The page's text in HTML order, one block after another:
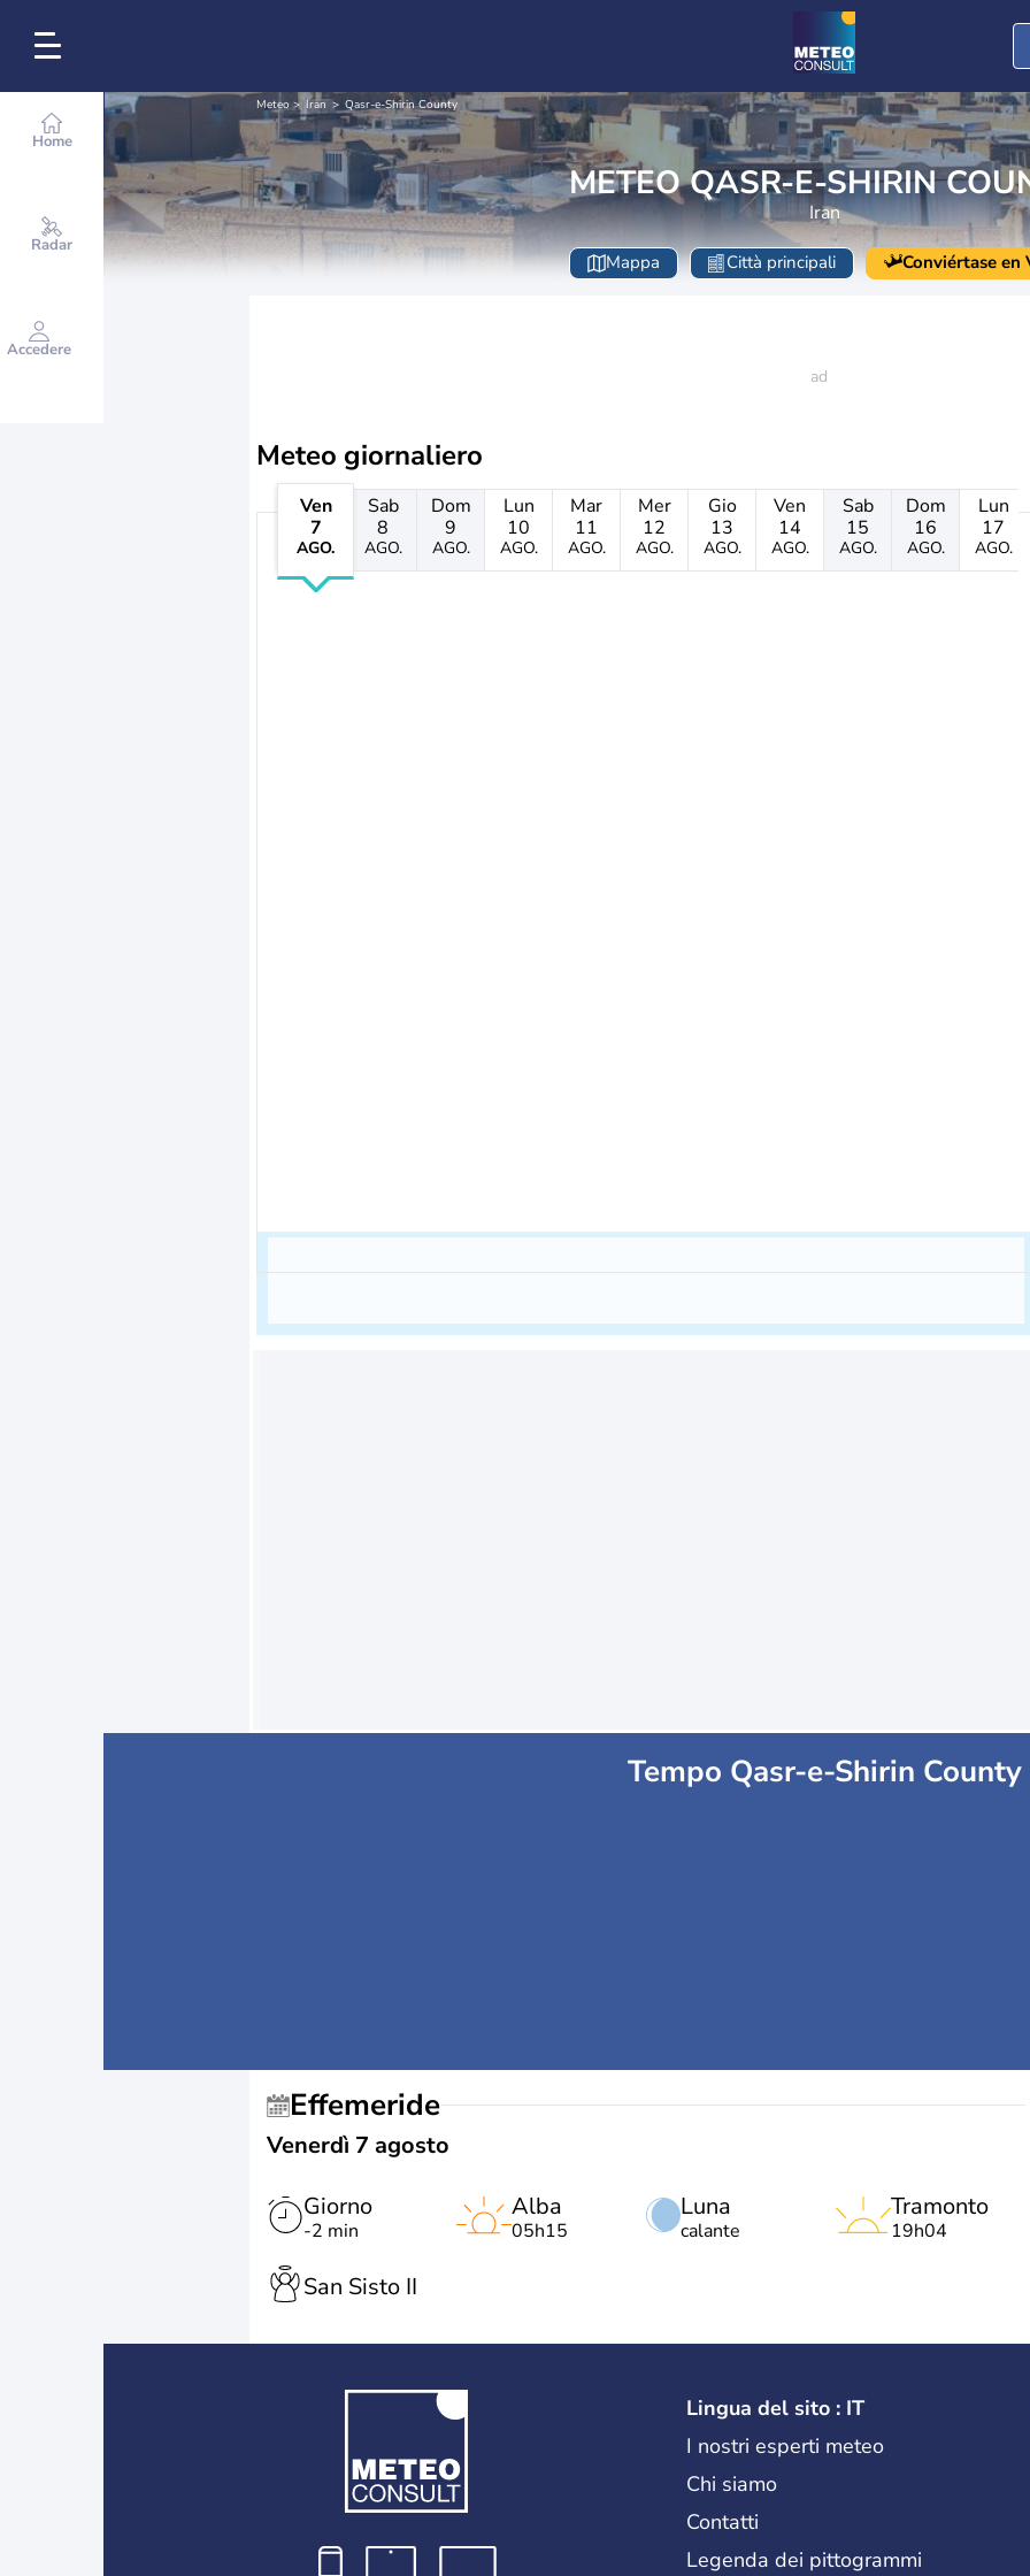
Home
Radar
Accedere
Meteo Iran Qasr-e-Shirin County
METEO QASR-E-SHIRIN
Iran
Mappa Città principali Conviértase en
Meteo giornaliero
Ven
7
AGO.
Sab
8
AGO.
Dom
9
AGO.
Lun
10
AGO.
Mar
11
AGO.
Mer
12
AGO.
Gio
13
AGO.
Ven
14
AGO.
Sab
15
AGO.
Dom
16
AGO.
Lun
17
AGO.
Tempo Qasr-e-Shirin County
Effemeride
Venerdì 7 agosto
Giorno
-2 min
Luna
calante
Alba
05h15
Tramonto
19h04
San Sisto II
Lingua del sito : IT
I nostri esperti meteo
Chi siamo
Contatti
Legenda dei pittogrammi